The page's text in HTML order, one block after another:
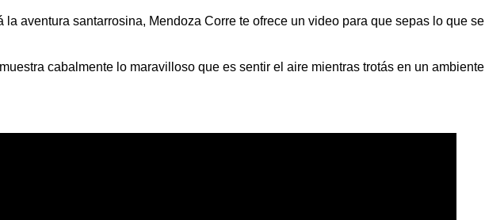
aventura santarrosina, Mendoza Corre te ofrece un video para que sepas lo que se
cabalmente lo maravilloso que es sentir el aire mientras trotás en un ambiente